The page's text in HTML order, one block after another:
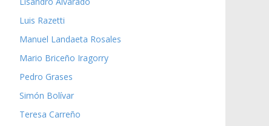
Luis Razetti
Manuel Landaeta Rosales
Mario Briceño Iragorry
Pedro Grases
Simón Bolívar
Teresa Carreño